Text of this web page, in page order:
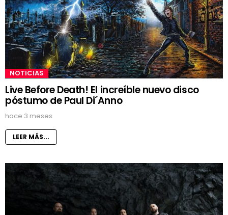
NOTICIAS
Live Before Death! El increíble nuevo disco
póstumo de Paul Di´Anno
hace 3 meses
LEER MÁS...